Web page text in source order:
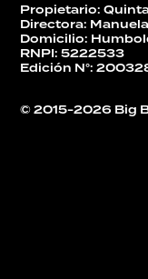
Propietario:
Directora:
Domicilio:
RNPI: 5222533
Edición N°:
© 2015-2026 Big